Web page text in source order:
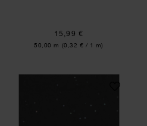
15,99 €
Inhalt:
50,00 m (0,32 € / 1 m)
irisierend 15mm 10m
Paper Poetry